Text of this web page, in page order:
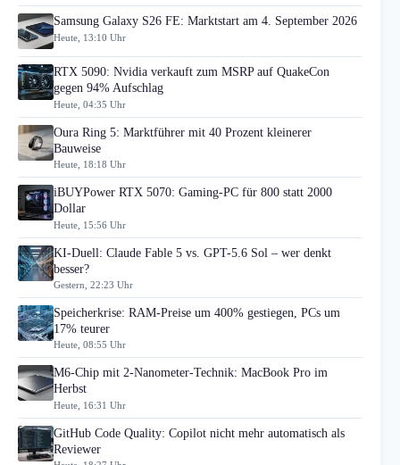
Samsung Galaxy S26 FE: Marktstart am 4. September 2026
Heute, 13:10 Uhr
RTX 5090: Nvidia verkauft zum MSRP auf QuakeCon
gegen 94% Aufschlag
Heute, 04:35 Uhr
Oura Ring 5: Marktführer mit 40 Prozent kleinerer
Bauweise
Heute, 18:18 Uhr
iBUYPower RTX 5070: Gaming-PC für 800 statt 2000
Dollar
Heute, 15:56 Uhr
KI-Duell: Claude Fable 5 vs. GPT-5.6 Sol – wer denkt
besser?
Gestern, 22:23 Uhr
Speicherkrise: RAM-Preise um 400% gestiegen, PCs um
17% teurer
Heute, 08:55 Uhr
M6-Chip mit 2-Nanometer-Technik: MacBook Pro im
Herbst
Heute, 16:31 Uhr
GitHub Code Quality: Copilot nicht mehr automatisch als
Reviewer